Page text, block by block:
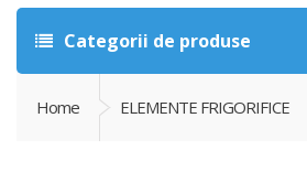
Categorii de produse
Home ELEMENTE FRIGORIFICE